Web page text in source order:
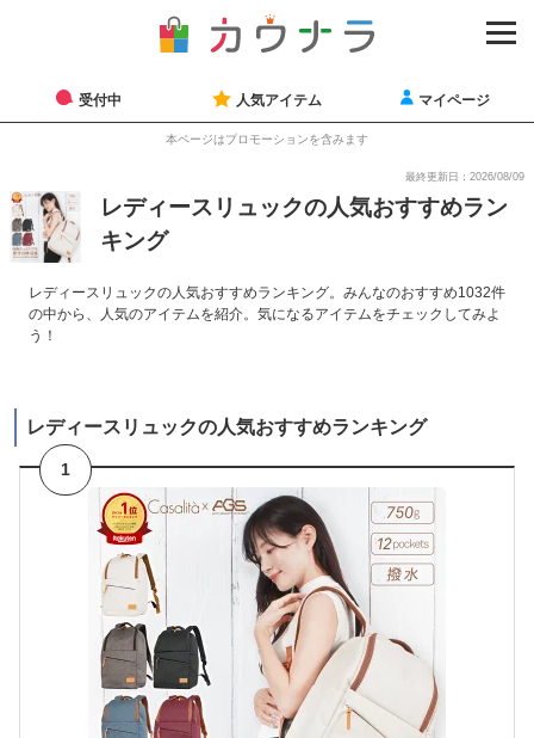
受付中 人気アイテム マイページ
本ページはプロモーションを含みます
最終更新日：2026/08/09
レディースリュックの人気おすすめラン
キング
レディースリュックの人気おすすめランキング。みんなのおすすめ1032件
の中から、人気のアイテムを紹介。気になるアイテムをチェックしてみよ
う！
レディースリュックの人気おすすめランキング
1